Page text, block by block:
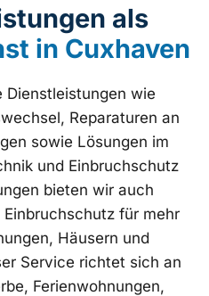
als
in Cuxhaven
wie
Reparaturen an
sowie Lösungen im
und Einbruchschutz
bieten wir auch
für mehr
Häusern und
Service richtet sich an
Ferienwohnungen,